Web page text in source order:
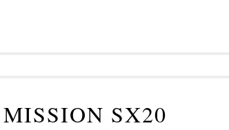
MISSION SX20